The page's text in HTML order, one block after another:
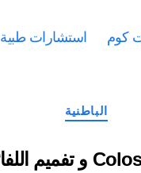
كوم استشارات طبية
التصنيفاتالباطنية